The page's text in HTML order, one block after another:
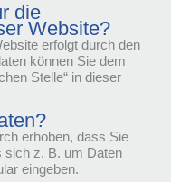
die
Website?
erfolgt durch den
können Sie dem
Stelle“ in dieser
erhoben, dass Sie
sich z. B. um Daten
eingeben.